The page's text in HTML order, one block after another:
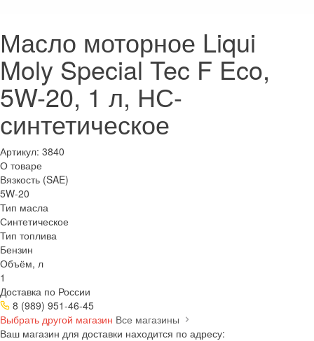
Масло моторное Liqui
Moly Special Tec F Eco,
5W-20, 1 л, НС-
синтетическое
Артикул: 3840
О товаре
Вязкость (SAE)
5W-20
Тип масла
Синтетическое
Тип топлива
Бензин
Объём, л
1
Доставка по России
8 (989) 951-46-45
Выбрать другой магазин Все магазины
Ваш магазин для доставки находится по адресу: